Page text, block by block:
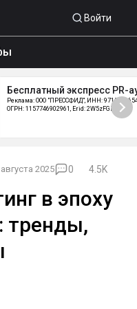
Войти
Бесплатный экспресс PR-
Реклама: ООО "ПРЕССФИД", ИНН:
ОГРН: 1157746902961, Erid: 2W5zFGDycPz
2025 0 4.5K
в эпоху
тренды,